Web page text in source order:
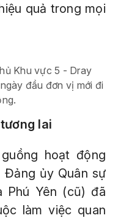
quả trong mọi
Khu vực 5 - Dray
đầu đơn vị mới đi
lai
hoạt động
Đảng ủy Quân sự
Yên (cũ) đã
làm việc quan